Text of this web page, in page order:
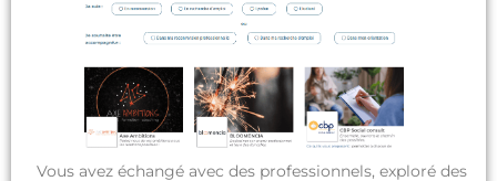
Vous avez échangé avec des professionnels, exploré des